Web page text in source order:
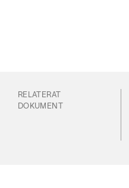
RELATERAT
DOKUMENT